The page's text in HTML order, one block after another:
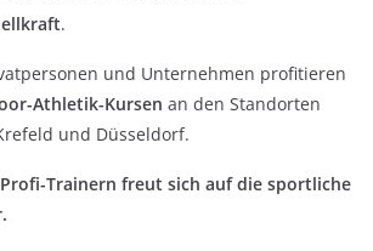
.
und Unternehmen profitieren
Athletik-Kursen an den Standorten
und Düsseldorf.
Profi-Trainern freut sich auf die sportliche